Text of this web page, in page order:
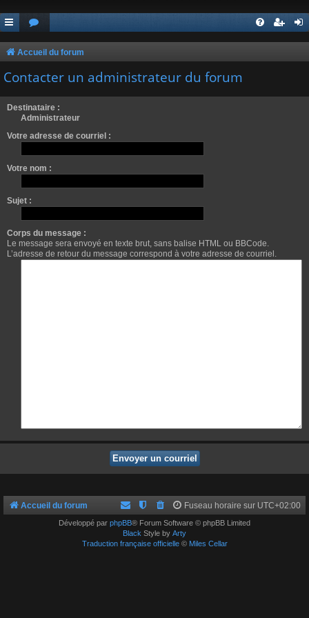
Accueil du forum
Contacter un administrateur du forum
Destinataire :
Administrateur
Votre adresse de courriel :
Votre nom :
Sujet :
Corps du message :
Le message sera envoyé en texte brut, sans balise HTML ou BBCode.
L’adresse de retour du message correspond à votre adresse de courriel.
Accueil du forum Fuseau horaire sur UTC+02:00
Développé par phpBB® Forum Software © phpBB Limited
Black Style by Arty
Traduction française officielle© Miles Cellar